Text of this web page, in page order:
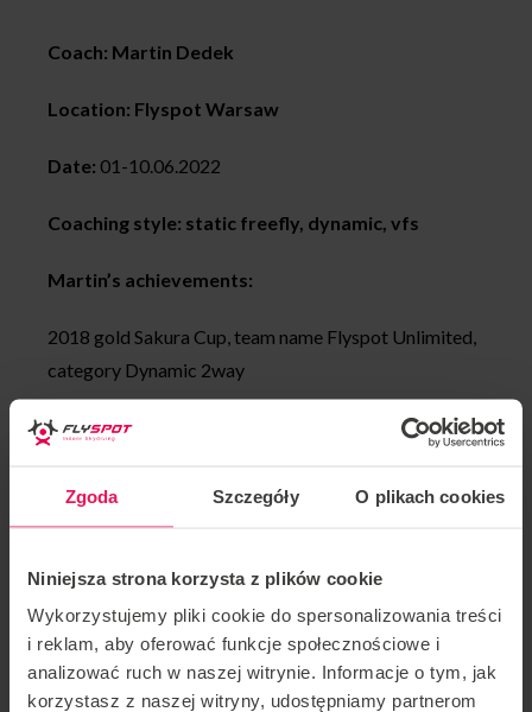
Zgoda Szczegóły O plikach cookies
Niniejsza strona korzysta z plików cookie
Wykorzystujemy pliki cookie do spersonalizowania treści
i reklam, aby oferować funkcje społecznościowe i
analizować ruch w naszej witrynie. Informacje o tym, jak
korzystasz z naszej witryny, udostępniamy partnerom
Coach: Martin Dedek
Location: Flyspot Warsaw
Date: 01-10.06.2022
Coaching style: static freefly, dynamic, vfs
Martin’s achievements:
2018 gold Sakura Cup, team name Flyspot Unlimited,
category Dynamic 2way
2017 silver FAI World Championship, team name Mad
2015 gold White Nights, team name Mad Ravens,
category Dynamic 4way
2013 silver Knights of Prague, team name Mad
Ravens, category Dynamic 4way